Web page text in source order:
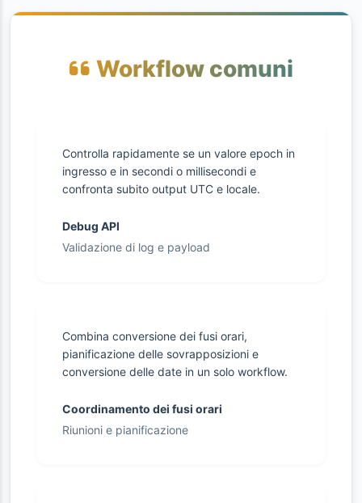
Workflow comuni
Controlla rapidamente se un valore epoch in
ingresso e in secondi o millisecondi e
confronta subito output UTC e locale.
Debug API
Validazione di log e payload
Combina conversione dei fusi orari,
pianificazione delle sovrapposizioni e
conversione delle date in un solo workflow.
Coordinamento dei fusi orari
Riunioni e pianificazione